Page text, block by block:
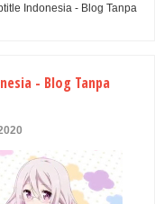
Indonesia - Blog Tanpa
- Blog Tanpa